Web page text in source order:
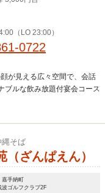
（LO 23:00）
0722
が見える広々空間で、会話
ブルな飲み放題付宴会コース
そば
ざんぱえん）
嘉手納町
波ゴルフクラブ2F